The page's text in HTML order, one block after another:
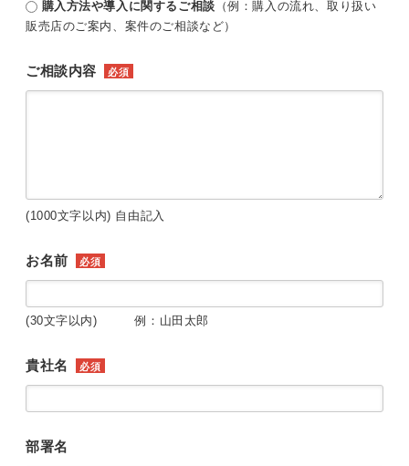
購入方法や導入に関するご相談 （例：購入の流れ、取り扱い
販売店のご案内、案件のご相談など）
ご相談内容 必須
(1000文字以内) 自由記入
お名前 必須
(30文字以内) 例：山田太郎
貴社名 必須
部署名